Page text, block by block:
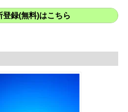
登録(無料)はこちら